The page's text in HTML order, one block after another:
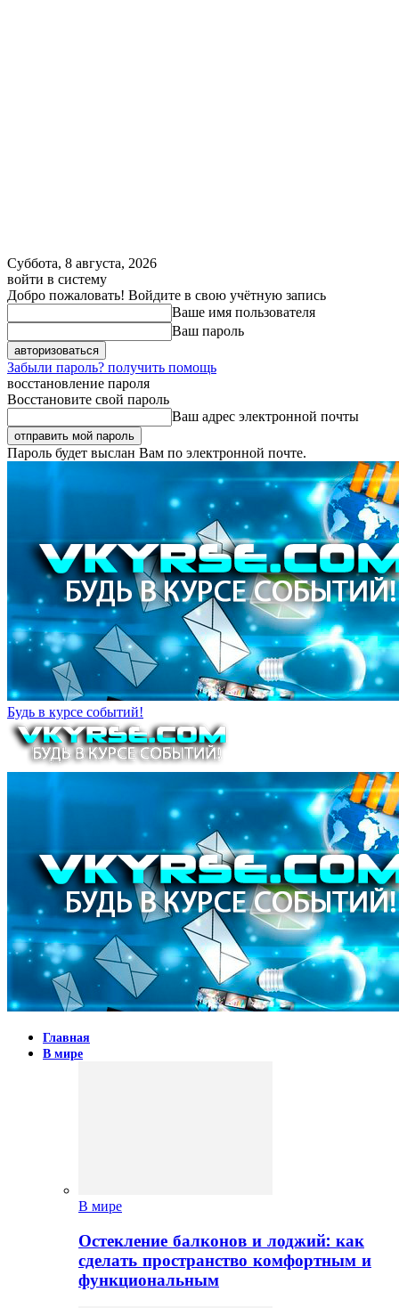
Суббота, 8 августа, 2026
войти в систему
Добро пожаловать! Войдите в свою учётную запись
Ваше имя пользователя
Ваш пароль
Забыли пароль? получить помощь
восстановление пароля
Восстановите свой пароль
Ваш адрес электронной почты
Пароль будет выслан Вам по электронной почте.
Будь в курсе событий!
Главная
В мире
В мире
Остекление балконов и лоджий: как
сделать пространство комфортным и
функциональным